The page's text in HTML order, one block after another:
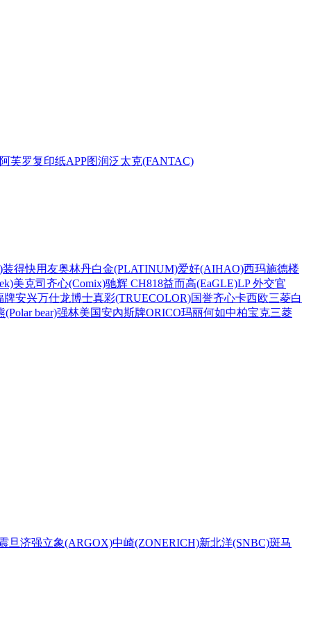
阿芙罗复印纸APP图润泛太克(FANTAC)
装得快用友奥林丹白金(PLATINUM)爱好(AIHAO)西玛施德楼
美克司 齐心(Comix)驰辉 CH818益而高(EaGLE)LP 外交官
牌安兴万仕龙博士真彩(TRUECOLOR)国誉齐心卡西欧三菱白
(Polar bear)强林美国安內斯牌ORICO玛丽何如中柏宝克三菱
旦济强立象(ARGOX)中崎(ZONERICH)新北洋(SNBC)斑马